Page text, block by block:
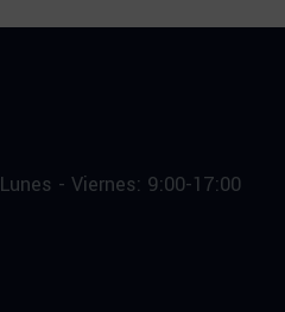
Lunes - Viernes: 9:00-17:00